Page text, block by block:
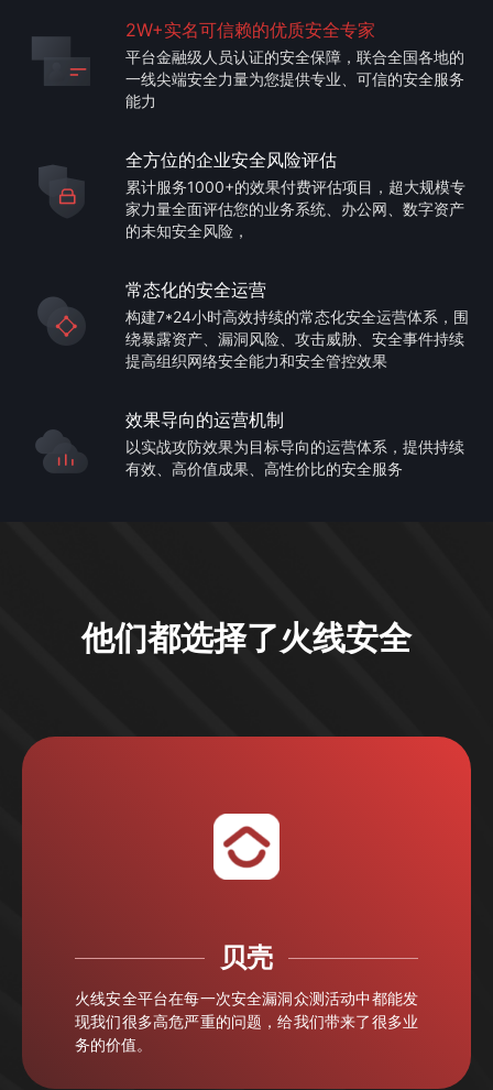
2W+实名可信赖的优质安全专家
平台金融级人员认证的安全保障，联合全国各地的
一线尖端安全力量为您提供专业、可信的安全服务
能力
全方位的企业安全风险评估
累计服务1000+的效果付费评估项目，超大规模专
家力量全面评估您的业务系统、办公网、数字资产
的未知安全风险，
常态化的安全运营
构建7*24小时高效持续的常态化安全运营体系，围
绕暴露资产、漏洞风险、攻击威胁、安全事件持续
提高组织网络安全能力和安全管控效果
效果导向的运营机制
以实战攻防效果为目标导向的运营体系，提供持续
有效、高价值成果、高性价比的安全服务
他们都选择了火线安全
贝壳
火线安全平台在每一次安全漏洞众测活动中都能发
现我们很多高危严重的问题，给我们带来了很多业
务的价值。